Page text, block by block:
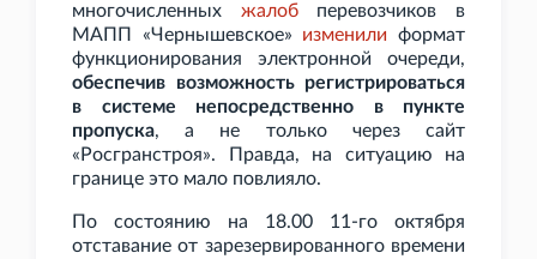
многочисленных жалобперевозчиков в
МАПП «Чернышевское» изменили формат
функционирования электронной очереди,
обеспечив возможность регистрироваться
в системе непосредственно в пункте
пропуска, а не только через сайт
«Росгранстроя». Правда, на ситуацию на
границе это мало повлияло.
По состоянию на 18.00 11-го октября
отставание от зарезервированного времени